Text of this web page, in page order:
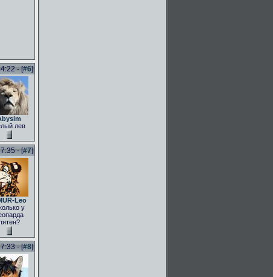
- [#6]
лев
- [#7]
Leo
у
- [#8]